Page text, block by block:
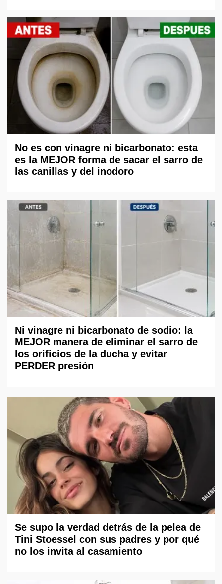
No es con vinagre ni bicarbonato: esta
es la MEJOR forma de sacar el sarro de
las canillas y del inodoro
Ni vinagre ni bicarbonato de sodio: la
MEJOR manera de eliminar el sarro de
los orificios de la ducha y evitar
PERDER presión
Se supo la verdad detrás de la pelea de
Tini Stoessel con sus padres y por qué
no los invita al casamiento